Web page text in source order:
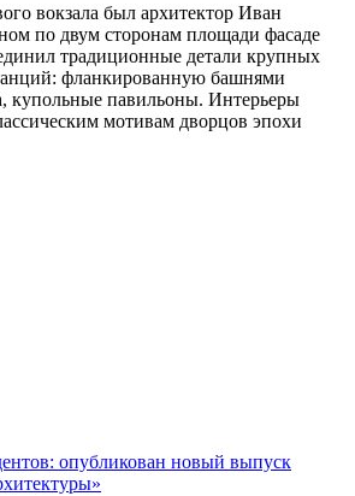
вокзала был архитектор Иван
по двум сторонам площади фасаде
традиционные детали крупных
фланкированную башнями
купольные павильоны. Интерьеры
мотивам дворцов эпохи
опубликован новый выпуск